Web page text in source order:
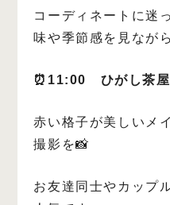
コーディネートに迷
味や季節感を見なが
⏰11:00 ひがし茶屋
赤い格子が美しいメ
撮影を📸
お友達同士やカップ